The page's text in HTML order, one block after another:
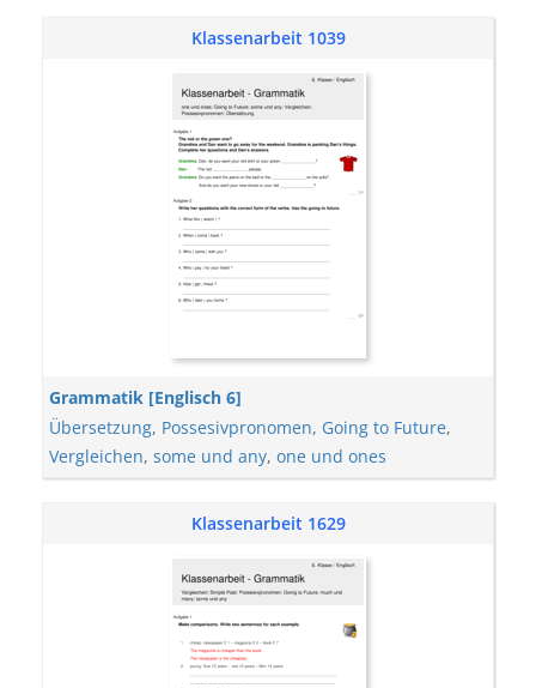
Klassenarbeit 1039
Grammatik [Englisch 6]
Übersetzung, Possesivpronomen, Going to Future,
Vergleichen, some und any, one und ones
Klassenarbeit 1629